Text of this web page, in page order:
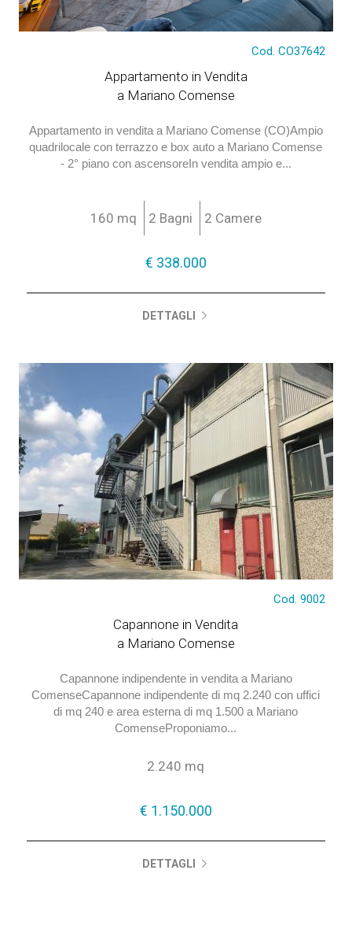
Cod. CO37642
Appartamento in Vendita
a Mariano Comense
Appartamento in vendita a Mariano Comense (CO)Ampio
quadrilocale con terrazzo e box auto a Mariano Comense
- 2° piano con ascensoreIn vendita ampio e...
160 mq 2 Bagni 2 Camere
€ 338.000
DETTAGLI
Cod. 9002
Capannone in Vendita
a Mariano Comense
Capannone indipendente in vendita a Mariano
ComenseCapannone indipendente di mq 2.240 con uffici
di mq 240 e area esterna di mq 1.500 a Mariano
ComenseProponiamo...
2.240 mq
€ 1.150.000
DETTAGLI